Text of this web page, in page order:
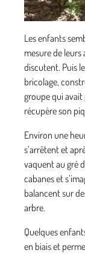
Les enfants
mesure de leurs
discutent. Puis
bricolage,
groupe qui
récupère son
Environ une
s’arrêtent et
vaquent au gré
cabanes et
balancent sur
arbre.
Quelques
en biais et